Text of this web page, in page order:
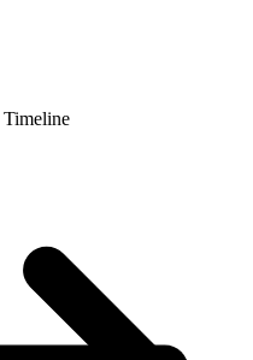
Timeline